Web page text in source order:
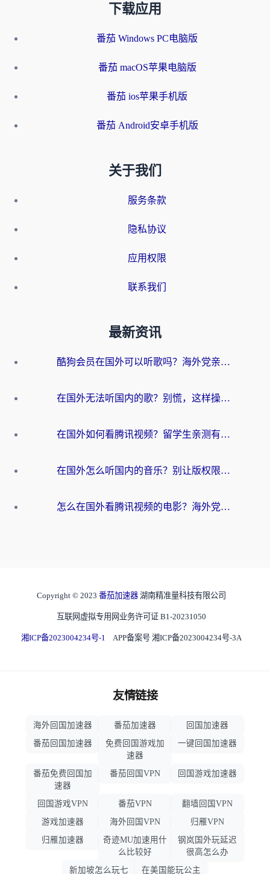
下载应用
番茄 Windows PC电脑版
番茄 macOS苹果电脑版
番茄 ios苹果手机版
番茄 Android安卓手机版
关于我们
服务条款
隐私协议
应用权限
联系我们
最新资讯
酷狗会员在国外可以听歌吗？海外党亲测有效：3步解决音乐权限难题
在国外无法听国内的歌？别慌，这样操作就能畅听QQ音乐（附亲测加速器推荐）
在国外如何看腾讯视频？留学生亲测有效的回国加速方案
在国外怎么听国内的音乐？别让版权限制断了你的华语歌单
怎么在国外看腾讯视频的电影？海外党亲测有效的回国加速指南
Copyright © 2023 番茄加速器 湖南精准量科技有限公司
互联网虚拟专用网业务许可证 B1-20231050
湘ICP备2023004234号-1 APP备案号 湘ICP备2023004234号-3A
友情链接
海外回国加速器 番茄加速器
回国加速器
番茄回国加速器
免费回国游戏加
速器
一键回国加速器
番茄免费回国加
速器
番茄回国VPN 回国游戏加速器
回国游戏VPN 番茄VPN
翻墙回国VPN
游戏加速器
海外回国VPN
归雁VPN
归雁加速器
奇迹MU加速用什
么比较好
钢岚国外玩延迟
很高怎么办
新加坡怎么玩七
在美国能玩公主